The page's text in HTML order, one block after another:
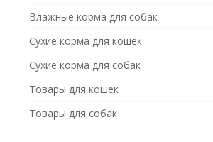
Влажные корма для собак
Сухие корма для кошек
Сухие корма для собак
Товары для кошек
Товары для собак